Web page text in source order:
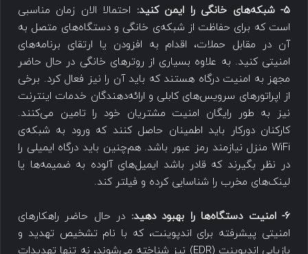
5- شبکه‌های خانگی را ایمن کنید:
احتمالا الان زمان مناسبی
است که برای حفاظت از شبکه‌ی خانگی و دستگاه‌های متصل به
آن در مقابل حملات، اقدام به افزودن یا ارتقای برنامه‌ها‌ی
امنیتی کنید. به علاوه بسیاری از روترهای خانگی در حال حاضر
مجهز به امنیت درگاه هستند که باید آن را نیز فعال کرد. برخی
از اپراتورهای سرویس‌های کابلی و ارائه‌دهندگان خدمات اینترنت
نیز به طور رایگان امنیت مشتریان خود را تامین می‌کنند.
کارکنان دورکار باید اطمینان حاصل کنند که ورود به شبکه‌ی
WiFi منزل نیازمند رمز عبور باشد. هم‌چنین باید درگاه ایمیلی را
در نظر بگیرند که قادر باشد ایمیل‌های آلوده به ضمیمه‌ها یا
لینک‌های مخرب را شناسایی کرده و فیلتر کند.
6- امنیت دستگاه‌ها را بهبود دهید:
در حال حاضر راهکارهای
امنیتی پیشرفته برای اندپوینت، که با نام تشخیص تهدید و
بازیابی اندپوینت (EDR) نیز شناخته می‌شوند، نه تنها تهدیدات